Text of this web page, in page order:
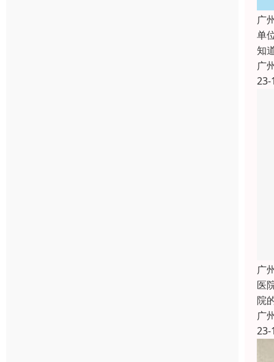
广
单
知
广
23-
广
医
院
广
23-